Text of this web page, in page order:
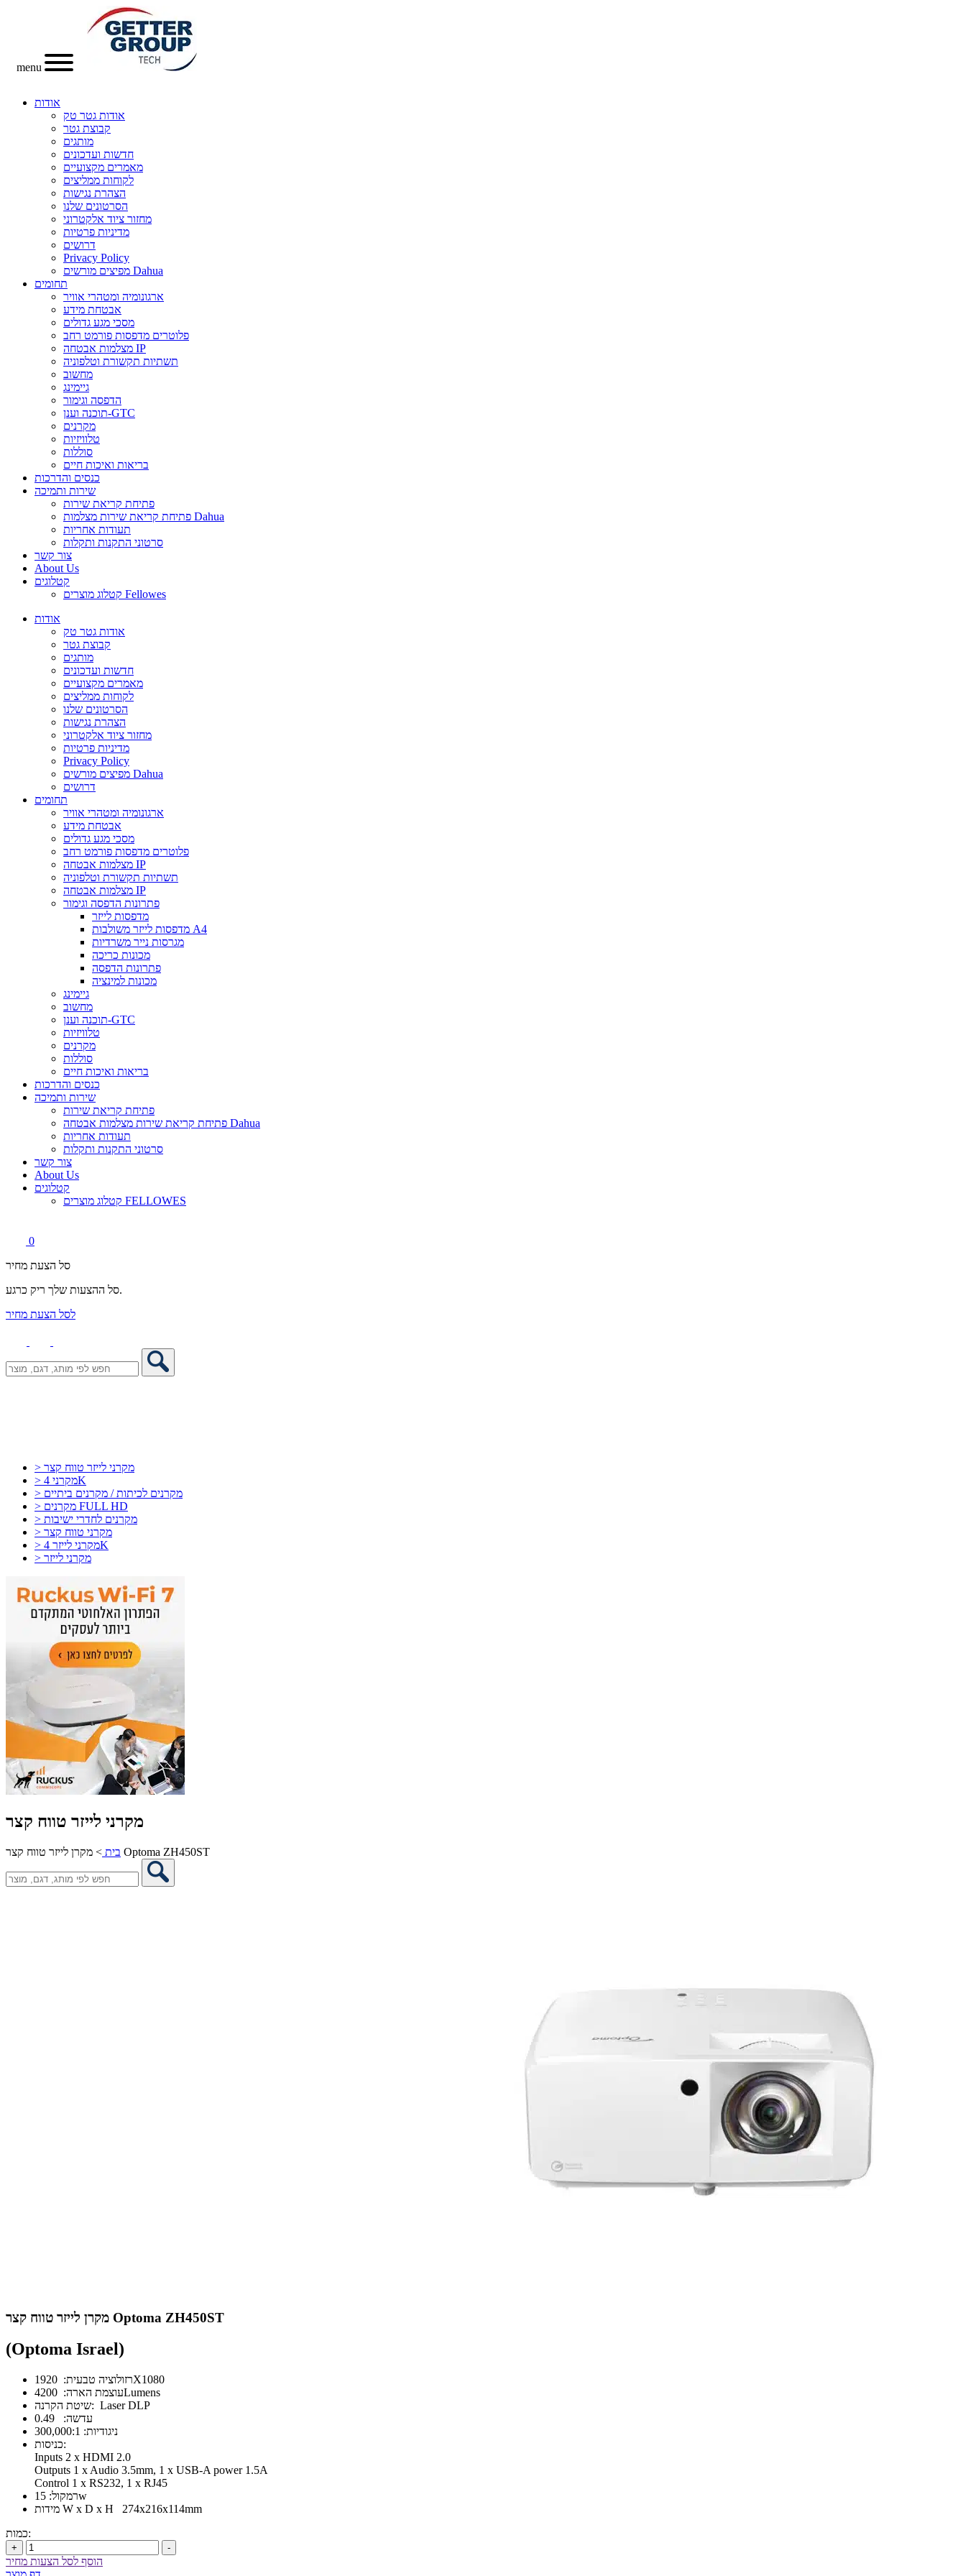
menu
אודות
אודות גטר טק
קבוצת גטר
מותגים
חדשות ועדכונים
מאמרים מקצועיים
לקוחות ממליצים
הצהרת נגישות
הסרטונים שלנו
מחזור ציוד אלקטרוני
מדיניות פרטיות
דרושים
Privacy Policy
מפיצים מורשים Dahua
תחומים
ארגונומיה ומטהרי אוויר
אבטחת מידע
מסכי מגע גדולים
פלוטרים מדפסות פורמט רחב
מצלמות אבטחה IP
תשתיות תקשורת וטלפוניה
מחשוב
גיימינג
הדפסה וגימור
תוכנה וענן-GTC
מקרנים
טלוויזיות
סוללות
בריאות ואיכות חיים
כנסים והדרכות
שירות ותמיכה
פתיחת קריאת שירות
פתיחת קריאת שירות מצלמות Dahua
תעודות אחריות
סרטוני התקנות ותקלות
צור קשר
About Us
קטלוגים
קטלוג מוצרים Fellowes
אודות
אודות גטר טק
קבוצת גטר
מותגים
חדשות ועדכונים
מאמרים מקצועיים
לקוחות ממליצים
הסרטונים שלנו
הצהרת נגישות
מחזור ציוד אלקטרוני
מדיניות פרטיות
Privacy Policy
מפיצים מורשים Dahua
דרושים
תחומים
ארגונומיה ומטהרי אוויר
אבטחת מידע
מסכי מגע גדולים
פלוטרים מדפסות פורמט רחב
מצלמות אבטחה IP
תשתיות תקשורת וטלפוניה
מצלמות אבטחה IP
פתרונות הדפסה וגימור
מדפסות לייזר
מדפסות לייזר משולבות A4
מגרסות נייר משרדיות
מכונות כריכה
פתרונות הדפסה
מכונות למינציה
גיימינג
מחשוב
תוכנה וענן-GTC
טלוויזיות
מקרנים
סוללות
בריאות ואיכות חיים
כנסים והדרכות
שירות ותמיכה
פתיחת קריאת שירות
פתיחת קריאת שירות מצלמות אבטחה Dahua
תעודות אחריות
סרטוני התקנות ותקלות
צור קשר
About Us
קטלוגים
קטלוג מוצרים FELLOWES
0
סל הצעת מחיר
סל ההצעות שלך ריק כרגע.
לסל הצעת מחיר
> מקרני לייזר טווח קצר
> מקרני 4K
> מקרנים לכיתות / מקרנים ביתיים
> מקרנים FULL HD
> מקרנים לחדרי ישיבות
> מקרני טווח קצר
> מקרני לייזר 4K
> מקרני לייזר
מקרני לייזר טווח קצר
בית > מקרן לייזר טווח קצר Optoma ZH450ST
מקרן לייזר טווח קצר Optoma ZH450ST
(Optoma Israel)
רזולוציה טבעית: 1920X1080
עוצמת הארה: 4200Lumens
שיטת הקרנה: Laser DLP
עדשה: 0.49
ניגודיות: 300,000:1
כניסות:
Inputs 2 x HDMI 2.0
Outputs 1 x Audio 3.5mm, 1 x USB-A power 1.5A
Control 1 x RS232, 1 x RJ45
רמקול: 15w
מידות W x D x H 274x216x114mm
כמות:
+ -
הוסף לסל הצעות מחיר